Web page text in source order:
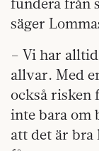
säger
– Vi har
allvar. Med
också risken
inte bara om
att det är